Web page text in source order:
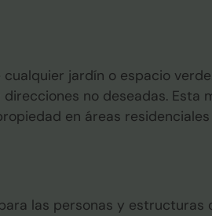
jardín o espacio
no deseadas. Esta
en áreas
las personas y